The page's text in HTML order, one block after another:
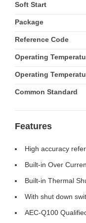
Soft Start
Package
Reference Code
Operating
Operating
Common Standard
Features
High accuracy
Built-in Over
Built-in Thermal
With shut down
AEC-Q100